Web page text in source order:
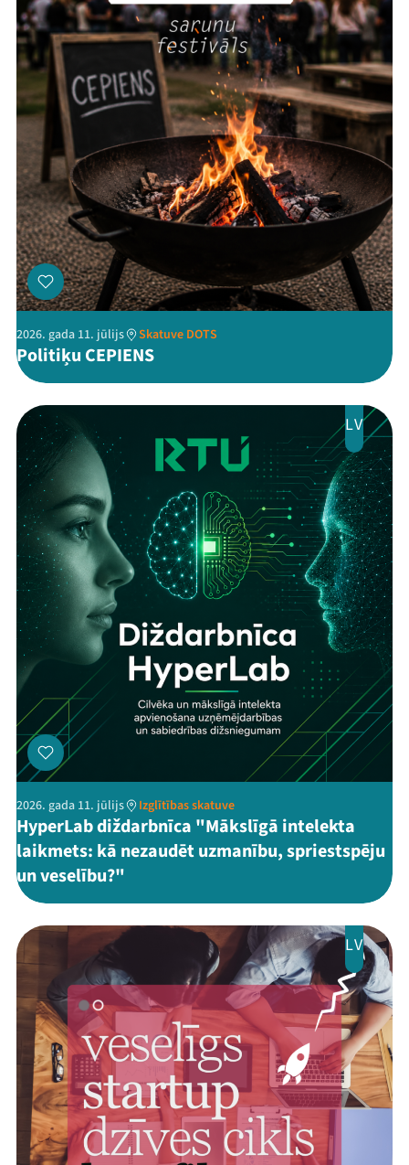
Ziedo
Veikals
Kontakti
ThreadsFacebookYoutube
X Instagram
Flick TikTok
2026. gada 11. jūlijs Skatuve DOTS
Politiķu CEPIENS
LV
2026. gada 11. jūlijs Izglītības skatuve
HyperLab diždarbnīca "Mākslīgā intelekta
laikmets: kā nezaudēt uzmanību, spriestspēju
un veselību?"
LV